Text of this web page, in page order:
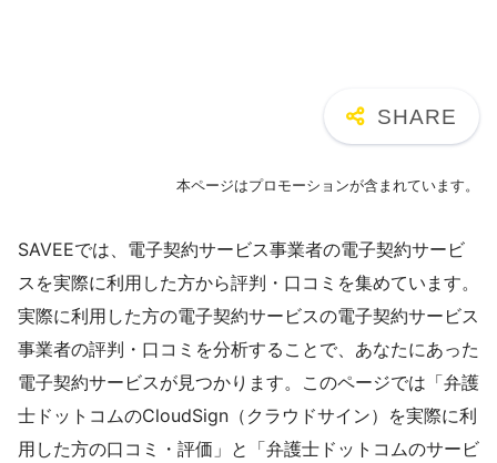
本ページはプロモーションが含まれています。
SAVEEでは、電子契約サービス事業者の電子契約サービ
スを実際に利用した方から評判・口コミを集めています。
実際に利用した方の電子契約サービスの電子契約サービス
事業者の評判・口コミを分析することで、あなたにあった
電子契約サービスが見つかります。このページでは「弁護
士ドットコムのCloudSign（クラウドサイン）を実際に利
用した方の口コミ・評価」と「弁護士ドットコムのサービ